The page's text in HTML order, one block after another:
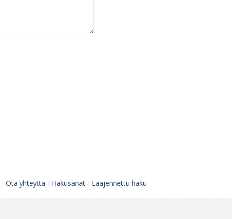
Ota yhteyttä Hakusanat Laajennettu haku